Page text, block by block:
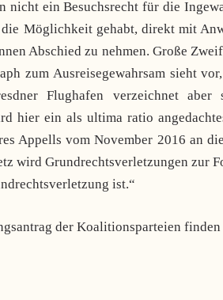
nicht ein Besuchsrecht für die
Möglichkeit gehabt, direkt mit
Abschied zu nehmen. Große
zum Ausreisegewahrsam sieht
Flughafen verzeichnet
hier ein als ultima ratio
Appells vom November 2016 an
wird Grundrechtsverletzungen zur
ist.“
der Koalitionsparteien finden